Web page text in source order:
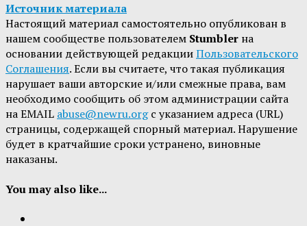
Источник материала
Настоящий материал самостоятельно опубликован в
нашем сообществе пользователем Stumbler на
основании действующей редакцииПользовательского
Соглашения. Если вы считаете, что такая публикация
нарушает ваши авторские и/или смежные права, вам
необходимо сообщить об этом администрации сайта
на EMAIL abuse@newru.orgс указанием адреса (URL)
страницы, содержащей спорный материал. Нарушение
будет в кратчайшие сроки устранено, виновные
наказаны.
You may also like...